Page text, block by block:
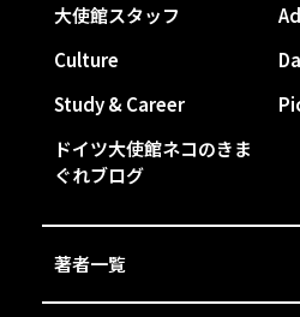
大使館スタッフ
Culture
Study & Career
ドイツ大使館ネコのきま
ぐれブログ
著者一覧